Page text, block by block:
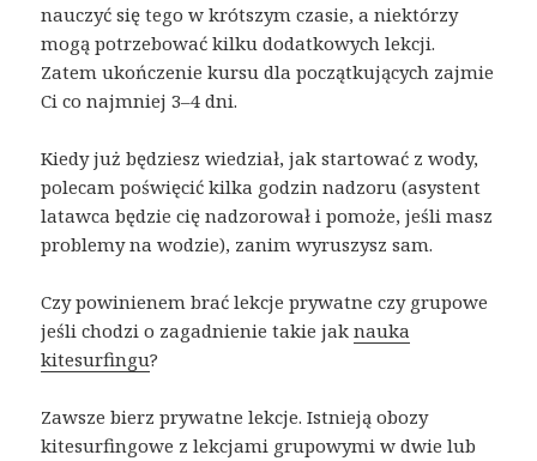
nauczyć się tego w krótszym czasie, a niektórzy
mogą potrzebować kilku dodatkowych lekcji.
Zatem ukończenie kursu dla początkujących zajmie
Ci co najmniej 3–4 dni.
Kiedy już będziesz wiedział, jak startować z wody,
polecam poświęcić kilka godzin nadzoru (asystent
latawca będzie cię nadzorował i pomoże, jeśli masz
problemy na wodzie), zanim wyruszysz sam.
Czy powinienem brać lekcje prywatne czy grupowe
jeśli chodzi o zagadnienie takie jaknauka
kitesurfingu?
Zawsze bierz prywatne lekcje. Istnieją obozy
kitesurfingowe z lekcjami grupowymi w dwie lub